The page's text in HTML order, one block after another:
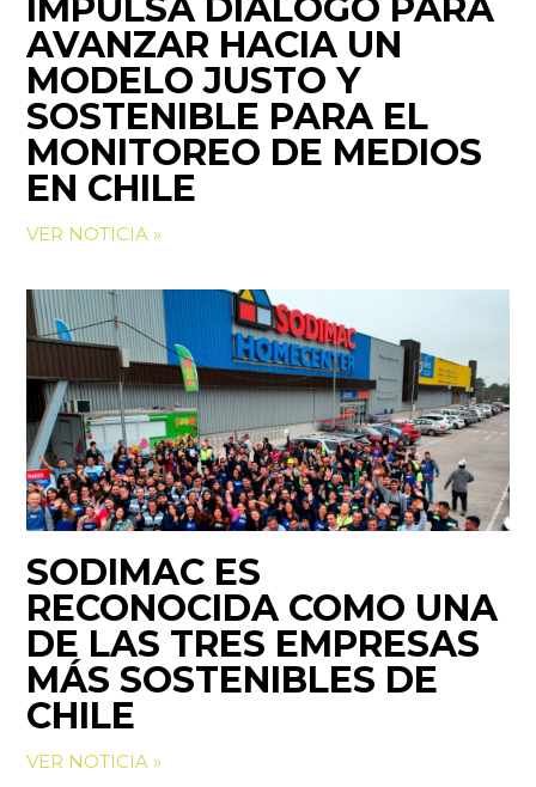
AVANZAR HACIA UN
MODELO JUSTO Y
SOSTENIBLE PARA EL
MONITOREO DE MEDIOS
EN CHILE
VER NOTICIA »
SODIMAC ES
RECONOCIDA COMO UNA
DE LAS TRES EMPRESAS
MÁS SOSTENIBLES DE
CHILE
VER NOTICIA »